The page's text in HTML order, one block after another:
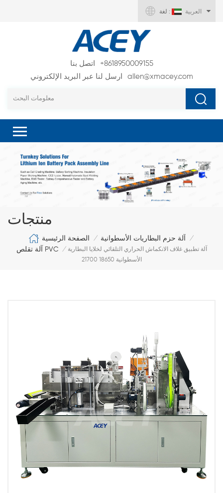
لغة : العربية
اتصل بنا
+8618950009155
ارسل لنا عبر البريد الإلكتروني
allen@xmacey.com
منتجات
الصفحة الرئيسية / آلة حزم البطاريات الأسطوانية /
آلة تقلص PVC / آلة تطبيق غلاف الانكماش الحراري التلقائي لخلايا البطارية
الأسطوانية 18650 21700